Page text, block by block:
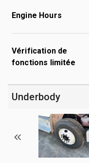
Engine Hours
Vérification de
fonctions limitée
Underbody